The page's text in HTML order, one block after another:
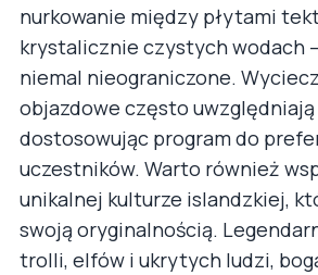
nurkowanie między płytami
krystalicznie czystych wodach
niemal nieograniczone.
objazdowe często
dostosowując program do
uczestników. Warto również
unikalnej kulturze islandzkiej,
swoją oryginalnością.
trolli, elfów i ukrytych ludzi,